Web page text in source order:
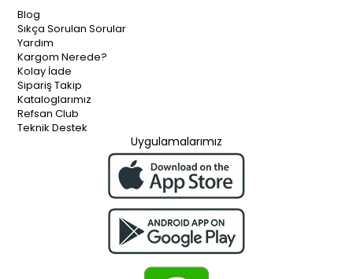
Blog
Sıkça Sorulan Sorular
Yardım
Kargom Nerede?
Kolay İade
Sipariş Takip
Kataloglarımız
Refsan Club
Teknik Destek
Uygulamalarımız